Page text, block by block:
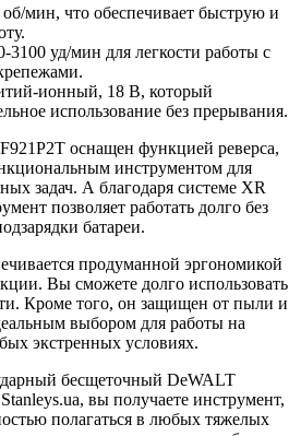
мин, что обеспечивает быструю и
3100 уд/мин для легкости работы с
ионный, 18 В, который
использование без прерывания.
оснащен функцией реверса,
инструментом для
задач. А благодаря системе XR
позволяет работать долго без
батареи.
продуманной эргономикой
Вы сможете долго использовать
Кроме того, он защищен от пыли и
выбором для работы на
экстренных условиях.
бесщеточный DeWALT
вы получаете инструмент,
полагаться в любых тяжелых